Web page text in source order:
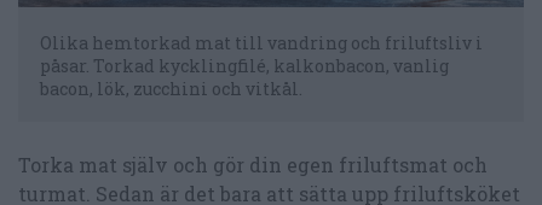
Olika hemtorkad mat till vandring och friluftsliv i
påsar. Torkad kycklingfilé, kalkonbacon, vanlig
bacon, lök, zucchini och vitkål.
Torka mat själv och gör din egen friluftsmat och
turmat. Sedan är det bara att sätta upp friluftsköket